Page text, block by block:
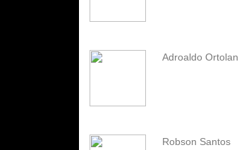
Adroaldo Ortolan
Robson Santos